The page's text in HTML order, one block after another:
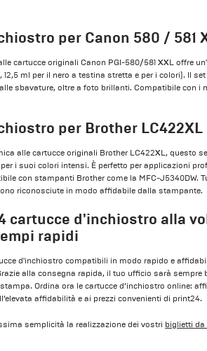
per Canon 580 / 581
cartucce originali Canon PGI-580/581 XXL offre
12,5 ml per il nero a testina stretta e per i colori). Il
sbavature, oltre a foto brillanti. Compatibile con i
per Brother LC422XL
alle cartucce originali Brother LC422XL, questo
i suoi colori intensi. È perfetto per applicazioni
con stampanti Brother come la MFC-J5340DW.
riconosciute in modo affidabile dalla stampante.
cartucce d'inchiostro alla
rapidi
d'inchiostro compatibili in modo rapido e
alla consegna rapida, il tuo ufficio sarà sempre
Ordina ora le cartucce d’inchiostro online:
affidabilità e ai prezzi convenienti di print24.
semplicità la realizzazione dei vostri biglietti